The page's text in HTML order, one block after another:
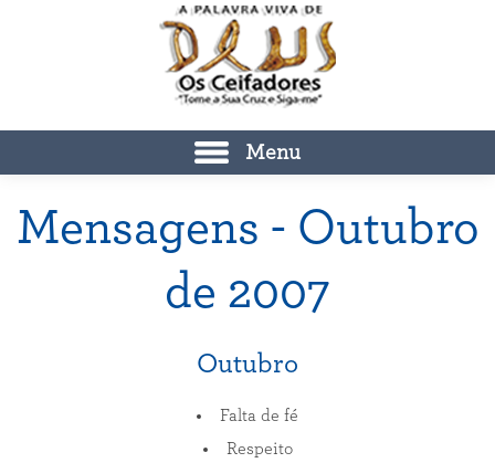
Menu
Mensagens - Outubro
de 2007
Outubro
Falta de fé
Respeito